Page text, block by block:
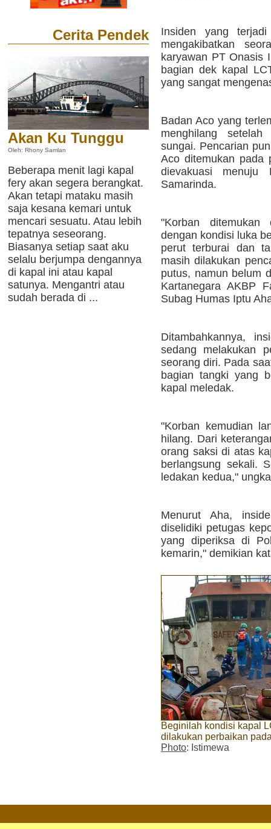
Cerita Pendek
Akan Ku Tunggu
Oleh: Rhony Samlan
Beberapa menit lagi kapal
fery akan segera berangkat.
Akan tetapi mataku masih
saja kesana kemari untuk
mencari sesuatu. Atau lebih
tepatnya seseorang.
Biasanya setiap saat aku
selalu berjumpa dengannya
di kapal ini atau kapal
satunya. Mengantri atau
sudah berada di ...
Insiden yang
mengakibatkan
karyawan PT Onasis
bagian dek kapal
yang sangat
Badan Aco yang
menghilang
sungai. Pencarian
Aco ditemukan pada
dievakuasi menuju
Samarinda.
"Korban
dengan kondisi luka
perut terburai dan
masih dilakukan
putus, namun belum
Kartanegara AKBP
Subag Humas Iptu
Ditambahkannya,
sedang melakukan
seorang diri. Pada
bagian tangki yang
kapal meledak.
"Korban kemudian
hilang. Dari
orang saksi di atas
berlangsung sekali.
ledakan kedua,"
Menurut Aha,
diselidiki petugas
yang diperiksa di
kemarin," demikian
Beginilah kondisi kapal
dilakukan perbaikan
Photo: Istimewa